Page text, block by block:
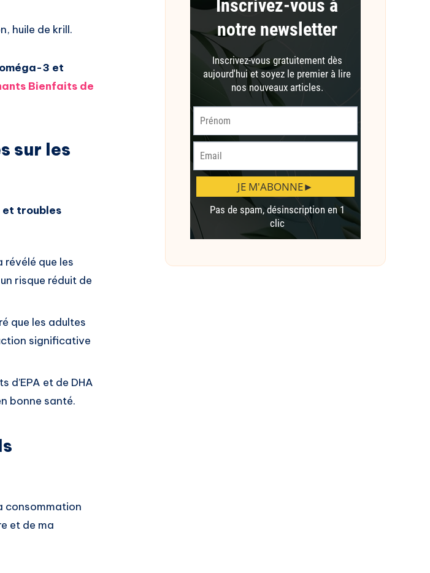
huile de krill.
3 et
Bienfaits de
sur les
troubles
révélé que les
risque réduit de
que les adultes
significative
et de DHA
bonne santé.
consommation
et de ma